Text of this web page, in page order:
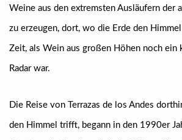
Weine aus den extremsten Ausläufern der
zu erzeugen, dort, wo die Erde den
Zeit, als Wein aus großen Höhen noch ein
Radar war.
Die Reise von Terrazas de los Andes
den Himmel trifft, begann in den 1990er